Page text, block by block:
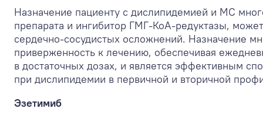
Назначение пациенту с дислипидемией и МС
препарата и ингибитор ГМГ-КоА-редуктазы,
сердечно-сосудистых осложнений. Назначение
приверженность к лечению, обеспечивая
в достаточных дозах, и является эффективным
при дислипидемии в первичной и вторичной
Эзетимиб